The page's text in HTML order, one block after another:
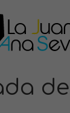
de